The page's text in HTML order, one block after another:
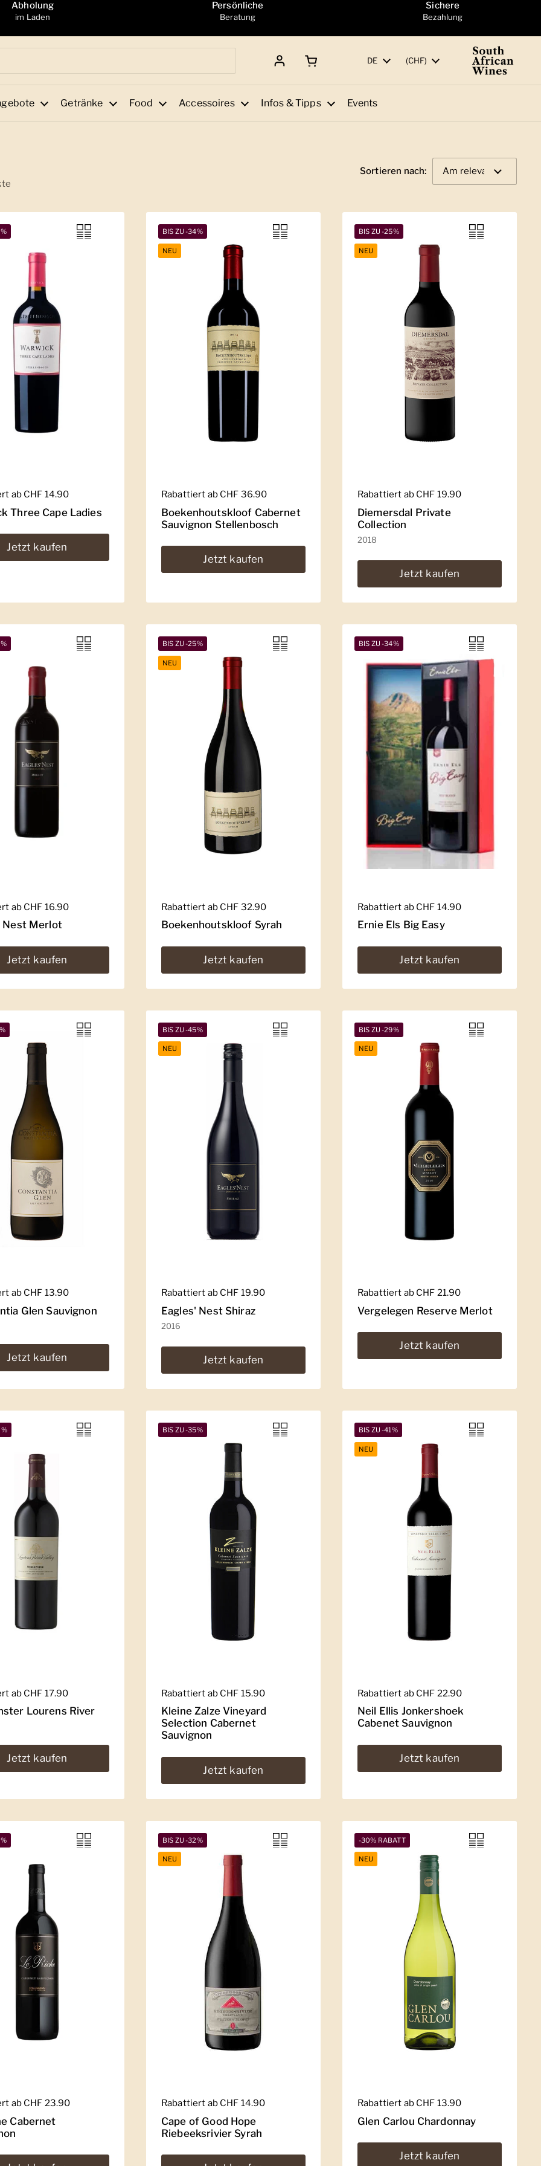
Abholung
im Laden
Persönliche
Beratung
Sichere
Bezahlung
Sprache
DE Land/Region
(CHF)
Getränke Food Accessoires Infos & Tipps Events
Sortieren nach:
Preis
ab CHF 14.90
Three Cape Ladies
Jetzt kaufen
Regulärer Preis
Rabattiert ab CHF 36.90
Boekenhoutskloof Cabernet
Sauvignon Stellenbosch
Jetzt kaufen
BIS ZU -34%
NEU
Regulärer Preis
Rabattiert ab CHF 19.90
Diemersdal Private
Collection
2018
Jetzt kaufen
BIS ZU -25%
NEU
Preis
ab CHF 16.90
Nest Merlot
Jetzt kaufen
Regulärer Preis
Rabattiert ab CHF 32.90
Boekenhoutskloof Syrah
Jetzt kaufen
BIS ZU -25%
NEU
Regulärer Preis
Rabattiert ab CHF 14.90
Ernie Els Big Easy
Jetzt kaufen
BIS ZU -34%
Preis
ab CHF 13.90
Glen Sauvignon
Jetzt kaufen
Regulärer Preis
Rabattiert ab CHF 19.90
Eagles' Nest Shiraz
2016
Jetzt kaufen
BIS ZU -45%
NEU
Regulärer Preis
Rabattiert ab CHF 21.90
Vergelegen Reserve Merlot
Jetzt kaufen
BIS ZU -29%
NEU
Preis
ab CHF 17.90
Lourens River
Jetzt kaufen
Regulärer Preis
Rabattiert ab CHF 15.90
Kleine Zalze Vineyard
Selection Cabernet
Sauvignon
Jetzt kaufen
BIS ZU -35%
Regulärer Preis
Rabattiert ab CHF 22.90
Neil Ellis Jonkershoek
Cabenet Sauvignon
Jetzt kaufen
BIS ZU -41%
NEU
Preis
ab CHF 23.90
Cabernet
Regulärer Preis
Rabattiert ab CHF 14.90
Cape of Good Hope
Riebeeksrivier Syrah
BIS ZU -32%
NEU
Regulärer Preis
Rabattiert ab CHF 13.90
Glen Carlou Chardonnay
Jetzt kaufen
-30% RABATT
NEU